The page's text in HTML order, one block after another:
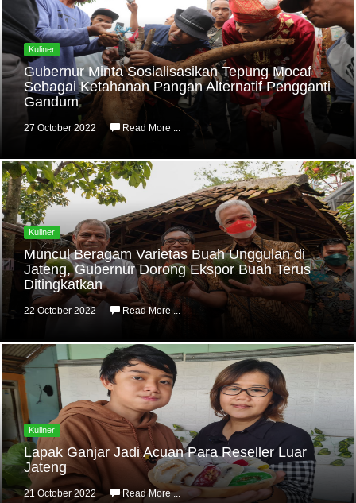
Kuliner
Gubernur Minta Sosialisasikan Tepung Mocaf
Sebagai Ketahanan Pangan Alternatif Pengganti
Gandum
27 October 2022 Read More ...
Kuliner
Muncul Beragam Varietas Buah Unggulan di
Jateng, Gubernur Dorong Ekspor Buah Terus
Ditingkatkan
22 October 2022 Read More ...
Kuliner
Lapak Ganjar Jadi Acuan Para Reseller Luar
Jateng
21 October 2022 Read More ...